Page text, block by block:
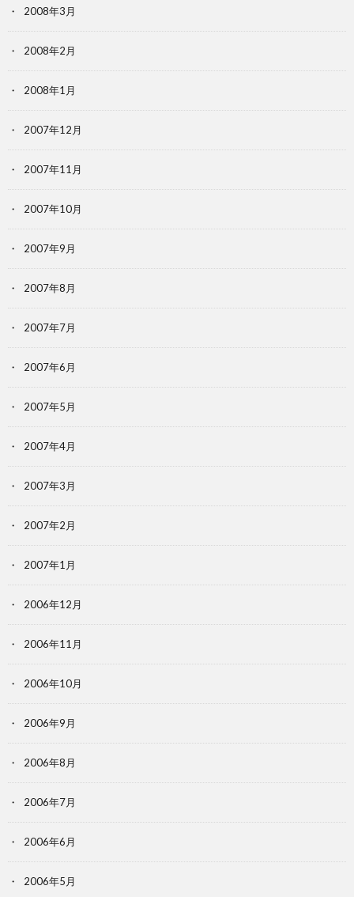
2008年3月
2008年2月
2008年1月
2007年12月
2007年11月
2007年10月
2007年9月
2007年8月
2007年7月
2007年6月
2007年5月
2007年4月
2007年3月
2007年2月
2007年1月
2006年12月
2006年11月
2006年10月
2006年9月
2006年8月
2006年7月
2006年6月
2006年5月